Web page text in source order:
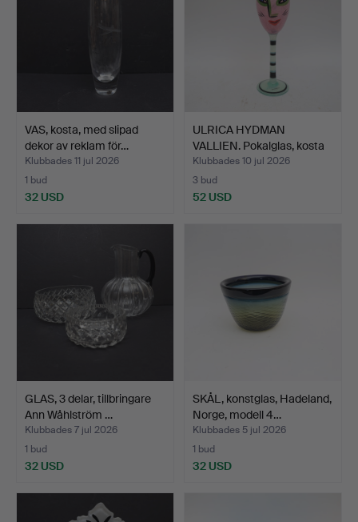
VAS, kosta, med slipad
dekor av reklam för…
Klubbades 11 jul 2026
1 bud
32 USD
ULRICA HYDMAN
VALLIEN. Pokalglas, kosta
bo…
Klubbades 10 jul 2026
3 bud
52 USD
GLAS, 3 delar, tillbringare
Ann Wåhlström …
Klubbades 7 jul 2026
1 bud
32 USD
SKÅL, konstglas, Hadeland,
Norge, modell 4…
Klubbades 5 jul 2026
1 bud
32 USD